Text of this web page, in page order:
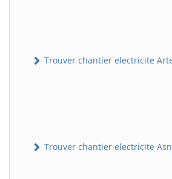
Trouver chantier electricite
Trouver chantier electricite